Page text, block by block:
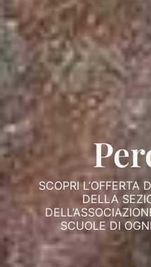
SCOPRI L’OFFERTA
DELLA
SCUOLE DI